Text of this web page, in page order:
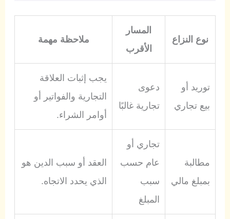
نوع النزاع
المسار
الأقرب
ملاحظة مهمة
توريد أو
بيع تجاري
دعوى
تجارية غالبًا
يجب إثبات العلاقة
التجارية والفواتير أو
أوامر الشراء.
مطالبة
بمبلغ مالي
تجاري أو
عام حسب
سبب
المبلغ
العقد أو سبب الدين هو
الذي يحدد الاتجاه.